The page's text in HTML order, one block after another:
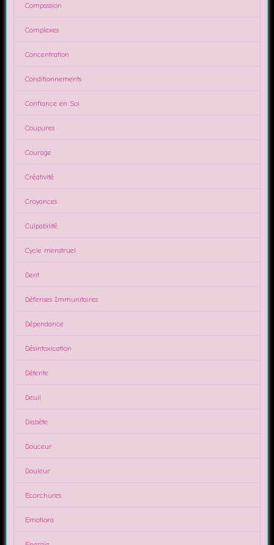
Compassion
Complexes
Concentration
Conditionnements
Confiance en Soi
Coupures
Courage
Créativité
Croyances
Culpabilité
Cycle menstruel
Dent
Défenses Immunitaires
Dépendance
Désintoxication
Détente
Deuil
Diabète
Douceur
Douleur
Ecorchures
Emotions